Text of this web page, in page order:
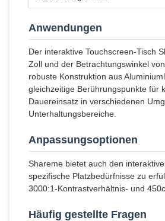
Anwendungen
Der interaktive Touchscreen-Tisch
Zoll und der Betrachtungswinkel
robuste Konstruktion aus
gleichzeitige Berührungspunkte für
Dauereinsatz in verschiedenen
Unterhaltungsbereiche.
Anpassungsoptionen
Shareme bietet auch den
spezifische Platzbedürfnisse zu
3000:1-Kontrastverhältnis- und
Häufig gestellte Fragen